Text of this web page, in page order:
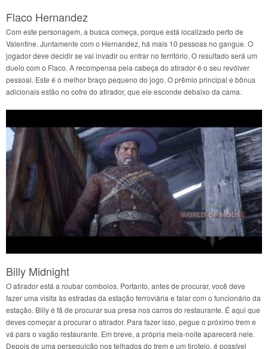
Flaco Hernandez
Com este personagem, a busca começa, porque está localizado perto de
Valentine. Juntamente com o Hernandez, há mais 10 pessoas no gangue. O
jogador deve decidir se vai invadir ou entrar no território. O resultado será um
duelo com o Flaco. A recompensa pela cabeça do atirador é o seu revólver
pessoal. Este é o melhor braço pequeno do jogo. O prêmio principal e bônus
adicionais estão no cofre do atirador, que ele esconde debaixo da cama.
Billy Midnight
O atirador está a roubar comboios. Portanto, antes de procurar, você deve
fazer uma visita às estradas da estação ferroviária e falar com o funcionário da
estação. Billy é fã de procurar sua presa nos carros do restaurante. É aqui que
deves começar a procurar o atirador. Para fazer isso, pegue o próximo trem e
vá para o vagão restaurante. Em breve, a própria meia-noite aparecerá nele.
Depois de uma perseguição nos telhados do trem e um tiroteio, é possível